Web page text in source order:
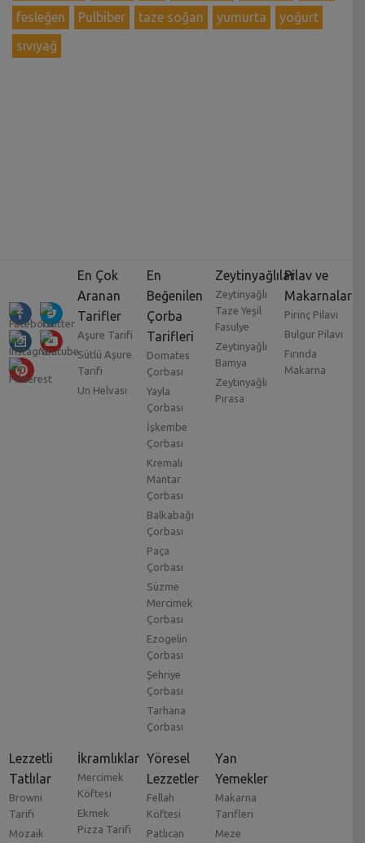
fesleğen
Pulbiber taze soğan yumurta
yoğurt
sıvıyağ
En Çok
Aranan
Tarifler
Aşure Tarifi
Sütlü Aşure
Tarifi
Un Helvası
En
Beğenilen
Çorba
Tarifleri
Domates
Çorbası
Yayla
Çorbası
İşkembe
Çorbası
Kremalı
Mantar
Çorbası
Balkabağı
Çorbası
Paça
Çorbası
Süzme
Mercimek
Çorbası
Ezogelin
Çorbası
Şehriye
Çorbası
Tarhana
Çorbası
Zeytinyağlılar
Zeytinyağlı
Taze Yeşil
Fasulye
Zeytinyağlı
Bamya
Zeytinyağlı
Pırasa
Pilav ve
Makarnalar
Pirinç Pilavı
Bulgur Pilavı
Fırında
Makarna
Lezzetli
Tatlılar
Browni
Tarifi
Mozaik
İkramlıklar
Mercimek
Köftesi
Ekmek
Pizza Tarifi
Yöresel
Lezzetler
Fellah
Köftesi
Patlıcan
Yan
Yemekler
Makarna
Tarifleri
Meze